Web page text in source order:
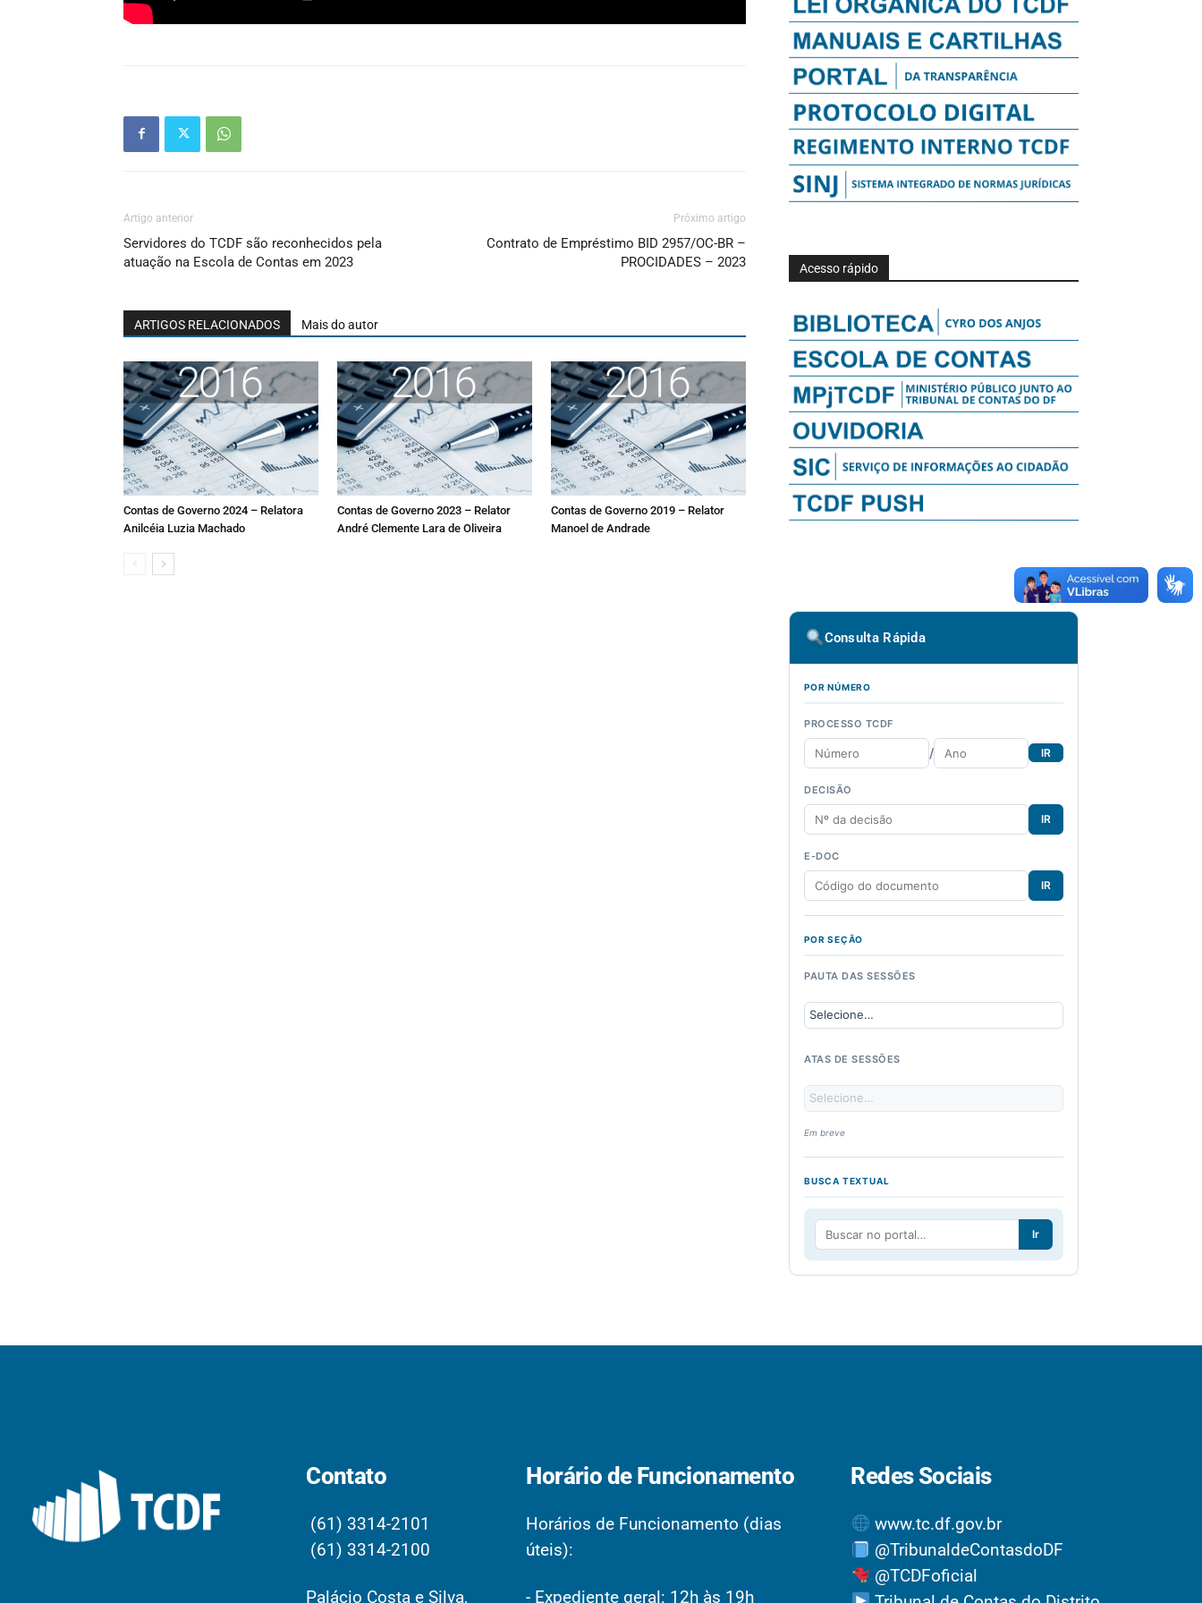
Artigo anterior
Servidores do TCDF são reconhecidos pela
atuação na Escola de Contas em 2023
Próximo artigo
Contrato de Empréstimo BID 2957/OC-BR –
PROCIDADES – 2023
ARTIGOS RELACIONADOS Mais do autor
Contas de Governo 2024 – Relatora
Anilcéia Luzia Machado
Contas de Governo 2023 – Relator
André Clemente Lara de Oliveira
Contas de Governo 2019 – Relator
Manoel de Andrade
Acesso rápido
Consulta Rápida
POR NÚMERO
PROCESSO TCDF
/ IR
DECISÃO
IR
E-DOC
IR
POR SEÇÃO
PAUTA DAS SESSÕES
ATAS DE SESSÕES
Em breve
BUSCA TEXTUAL
Ir
Contato
(61) 3314-2101
(61) 3314-2100
Palácio Costa e Silva,
Horário de Funcionamento
Horários de Funcionamento (dias
úteis):
- Expediente geral: 12h às 19h
Redes Sociais
www.tc.df.gov.br
@TribunaldeContasdoDF
@TCDFoficial